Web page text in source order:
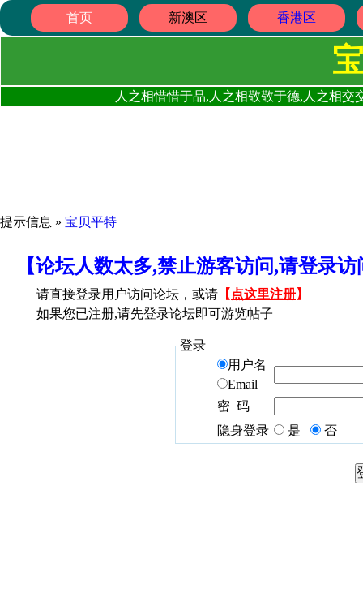
首页 新澳区 香港区
人之相惜惜于品,人之相敬敬于德,人之相
提示信息 » 宝贝平特
【论坛人数太多,禁止游客访问,请登录
请直接登录用户访问论坛，或请 【 点这里注册】
如果您已注册,请先登录论坛即可游览帖子
登录
用户名
Email
密 码
隐身登录
是 否